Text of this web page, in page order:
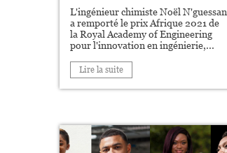
L'ingénieur chimiste Noël N'guessan
a remporté le prix Afrique 2021 de
la Royal Academy of Engineering
pour l'innovation en ingénierie,...
Lire la suite